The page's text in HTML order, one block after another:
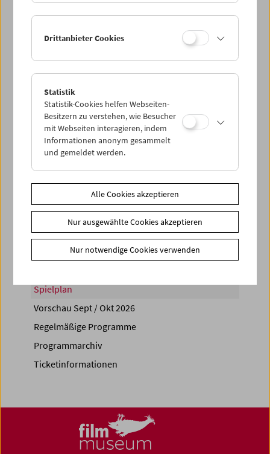
Sa 14.4.
PROGRAMM ÜBERBLICK
Share on
Spielplan
Vorschau Sept / Okt 2026
Regelmäßige Programme
Programmarchiv
Ticketinformationen
Drittanbieter Cookies
Statistik
Statistik-Cookies helfen Webseiten-
Besitzern zu verstehen, wie Besucher
mit Webseiten interagieren, indem
Informationen anonym gesammelt
und gemeldet werden.
Alle Cookies akzeptieren
Nur ausgewählte Cookies akzeptieren
Nur notwendige Cookies verwenden